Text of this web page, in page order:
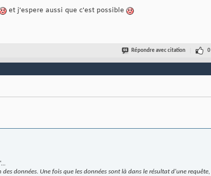
et j'espere aussi que c'est possible
Répondre avec citation 0
données. Une fois que les données sont là dans le résultat d'une requête,